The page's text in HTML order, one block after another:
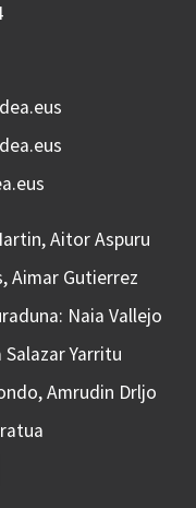
Aitor Aspuru
Aimar Gutierrez
Naia Vallejo
Yarritu
Amrudin Drljo